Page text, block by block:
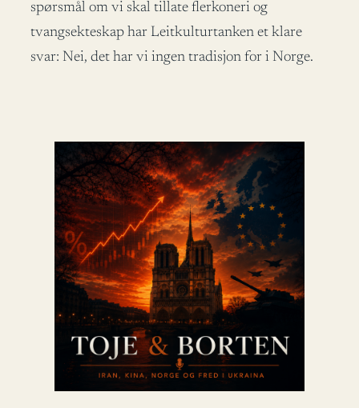
spørsmål om vi skal tillate flerkoneri og
tvangsekteskap har Leitkulturtanken et klare
svar: Nei, det har vi ingen tradisjon for i Norge.